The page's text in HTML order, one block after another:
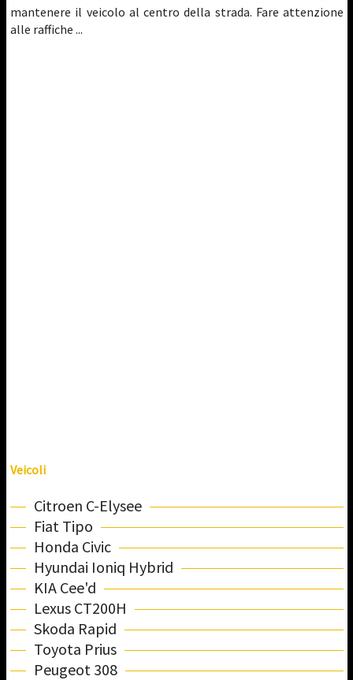
mantenere il veicolo al centro della strada. Fare attenzione
alle raffiche ...
Veicoli
Citroen C-Elysee
Fiat Tipo
Honda Civic
Hyundai Ioniq Hybrid
KIA Cee'd
Lexus CT200H
Skoda Rapid
Toyota Prius
Peugeot 308